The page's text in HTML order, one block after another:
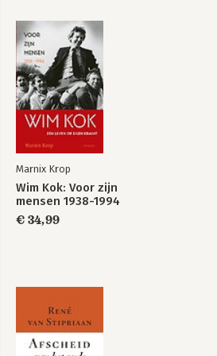
Bekijk alle boeken
De operatie Marktwerking,
Wetgevingskwaliteit 47
Ideeën achter marktwerkingsbeleid 54
Beleidsinstrumenten 69
Depolitisering van kritiek 76
Invloed van de mdw-operatie 81
Neoliberalisering door
3 VAN VOLKSHUISVESTING NAAR
Verklaringen voor de hervormingen in
Kenmerken van neoliberaal woonbeleid
De draaideur van de volkshuisvesting 94
Huurbeleid: residualisering 115
4 MARKTCONFORME SOCIALE
Verklaringen voor de hervorming van
Neoliberale sociale zekerheid 146
De draaideur van de sociale zekerheid
Ideeën over de hervorming van de
Marnix Krop
Wim Kok: Voor zijn
mensen 1938-1994
€ 34,99